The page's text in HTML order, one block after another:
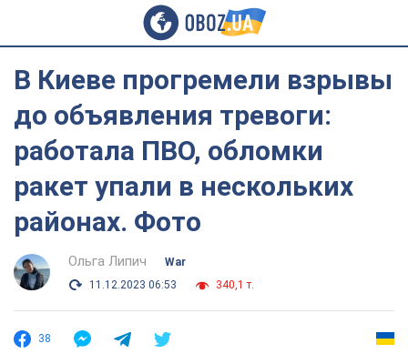
В Киеве прогремели взрывы
до объявления тревоги:
работала ПВО, обломки
ракет упали в нескольких
районах. Фото
Ольга Липич
War
11.12.2023 06:53
340,1 т.
38